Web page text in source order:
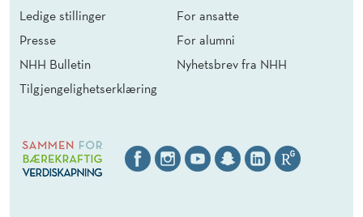
Ledige stillinger
Presse
NHH Bulletin
Tilgjengelighetserklæring
For ansatte
For alumni
Nyhetsbrev fra NHH